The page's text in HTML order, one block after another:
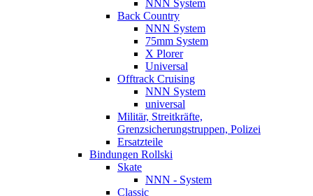
NNN System
Back Country
NNN System
75mm System
X Plorer
Universal
Offtrack Cruising
NNN System
universal
Militär, Streitkräfte,
Grenzsicherungstruppen, Polizei
Ersatzteile
Bindungen Rollski
Skate
NNN - System
Classic